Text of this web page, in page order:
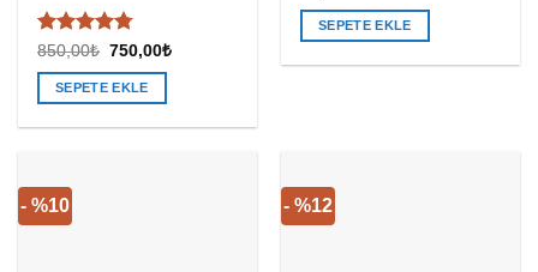
5
üzerinden
4.76oy
aldı
850,00₺ Orijinal
850,00₺.
750,00₺Şu
SEPETE EKLE
SEPETE EKLE
- %10 - %12